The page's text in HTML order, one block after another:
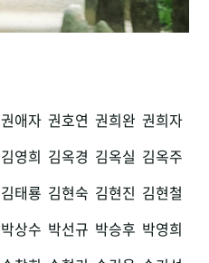
권애자 권호연 권희완 권희자
김영희 김옥경 김옥실 김옥주
김태룡 김현숙 김현진 김현철
박상수 박선규 박승후 박영희